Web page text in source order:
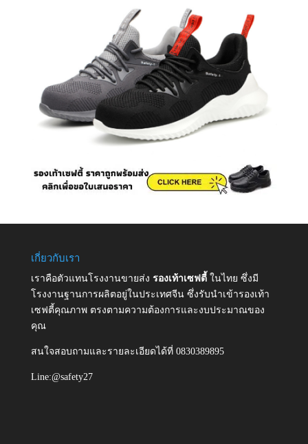
เกี่ยวกับเรา
เราคือตัวแทนโรงงานขายส่ง รองเท้าเซฟตี้ ในไทย ซึ่งมี
โรงงานฐานการผลิตอยู่ในประเทศจีน ซึ่งรับนำเข้ารองเท้า
เซฟตี้คุณภาพ ตรงตามความต้องการและงบประมาณของ
คุณ
สนใจสอบถามและรายละเอียดได้ที่ 0830389895
Line:@safety27